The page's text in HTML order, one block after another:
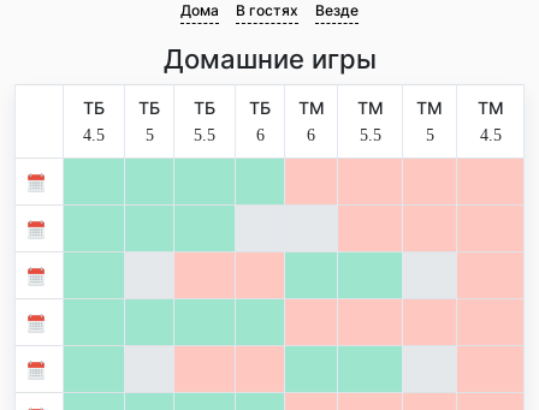
Дома В гостях Везде
Домашние игры
ТБ
4.5
ТБ
5
ТБ
5.5
ТБ
6
ТМ
6
ТМ
5.5
ТМ
5
ТМ
4.5